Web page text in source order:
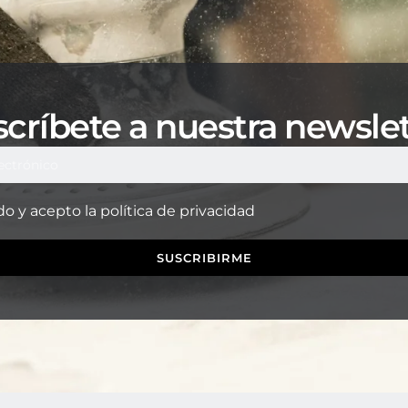
a nuestra
y acepto la política de privacidad
SUSCRIBIRME